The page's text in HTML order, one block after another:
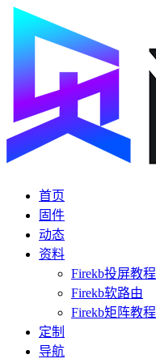
首页
固件
动态
资料
Firekb投屏教程
Firekb软路由
Firekb矩阵教程
定制
导航